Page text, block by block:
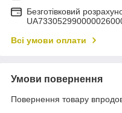
Безготівковий
Всі умови оплати
Умови повернення
Повернення товару